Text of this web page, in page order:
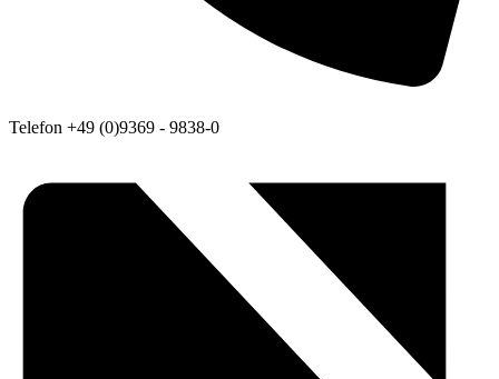
Telefon +49 (0)9369 - 9838-0